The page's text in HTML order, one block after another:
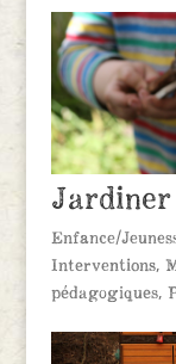
Jardiner
Enfance/
Interventions,
pédagogiques,